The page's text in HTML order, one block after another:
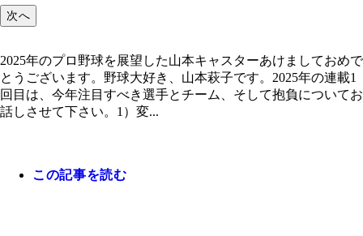
次へ
2025年のプロ野球を展望した山本キャスターあけましておめで
とうございます。野球大好き、山本萩子です。2025年の連載1
回目は、今年注目すべき選手とチーム、そして抱負についてお
話しさせて下さい。1）変...
この記事を読む